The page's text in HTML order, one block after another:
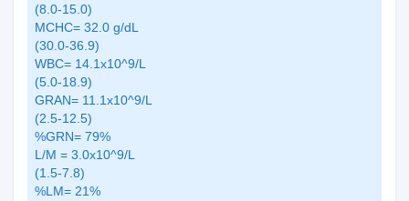
(8.0-15.0)
MCHC= 32.0 g/dL
(30.0-36.9)
WBC= 14.1x10^9/L
(5.0-18.9)
GRAN= 11.1x10^9/L
(2.5-12.5)
%GRN= 79%
L/M = 3.0x10^9/L
(1.5-7.8)
%LM= 21%